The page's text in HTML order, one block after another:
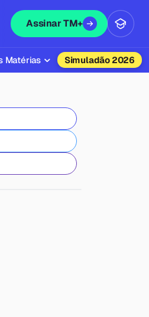
Assinar TM+
Matérias Simuladão 2026